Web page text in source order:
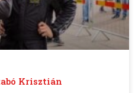
Krisztián